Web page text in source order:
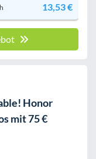
13,53 €
Honor
mit 75 €